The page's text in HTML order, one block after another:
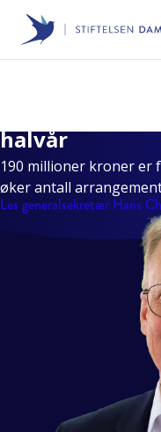
Stiftelsen Dam
halvår
190 millioner kroner er
øker antall
Les generalsekretær Hans